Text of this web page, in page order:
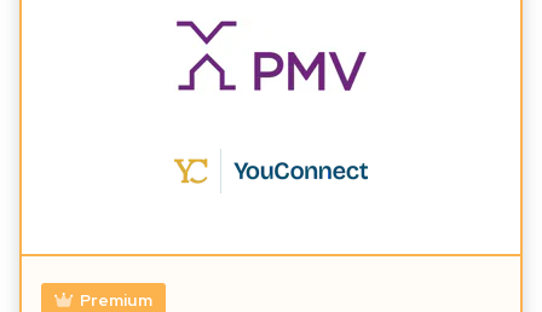
Premium